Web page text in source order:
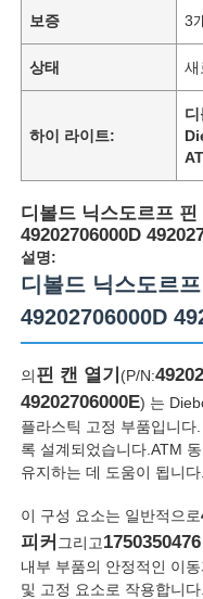
보증 3
상태 새
하이 라이트:
디볼드 닉스도르프
49202706000D
설명:
디볼드 닉스도르
49202706000D
의핀 캔 열기 (P/N:
49202706000E) 는
플라스틱 고정 부품입니
록 설계되었습니다.ATM
유지하는 데 도움이 됩니다..
이 구성 요소는 일반적으로
피커 그리고
내부 부품의 안정적인 이
및 고정 요소로 작용합니다.